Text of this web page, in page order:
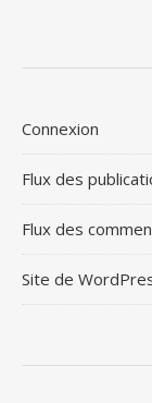
Connexion
Flux des
Flux des
Site de